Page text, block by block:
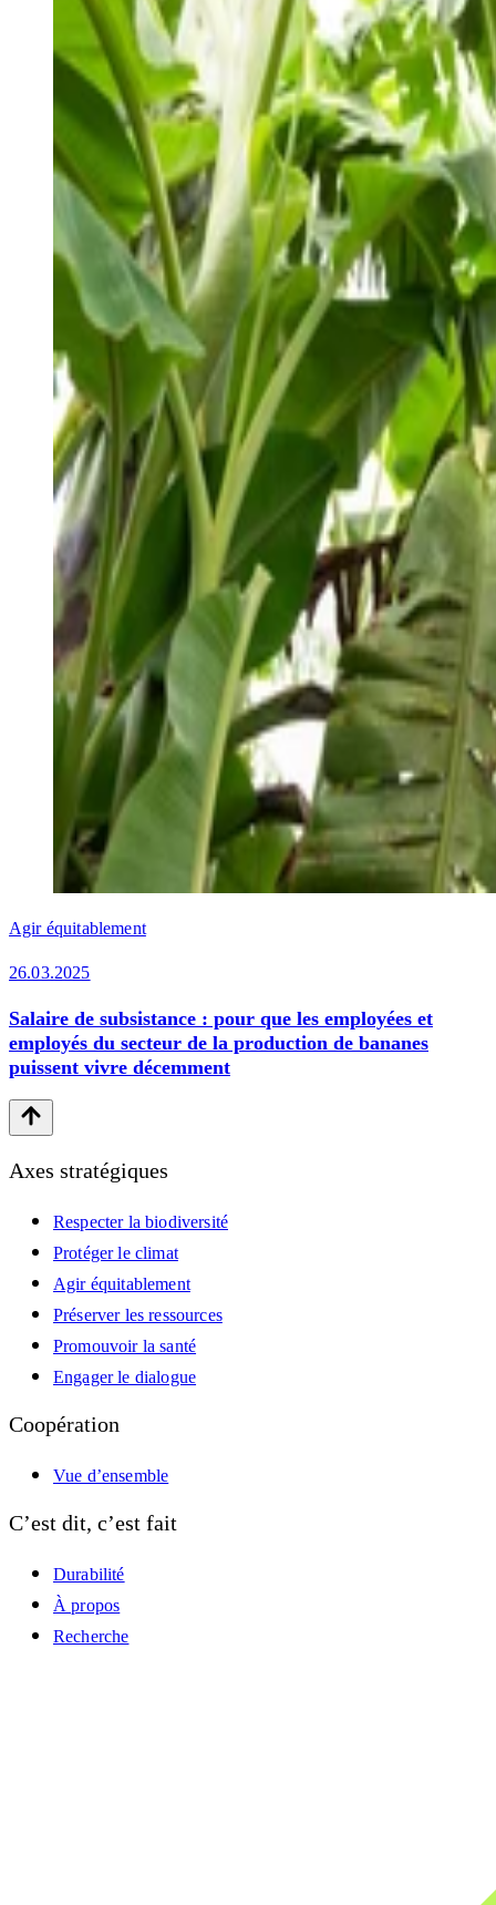
Agir équitablement
26.03.2025
Salaire de subsistance : pour que les employées et
employés du secteur de la production de bananes
puissent vivre décemment
Axes stratégiques
Respecter la biodiversité
Protéger le climat
Agir équitablement
Préserver les ressources
Promouvoir la santé
Engager le dialogue
Coopération
Vue d’ensemble
C’est dit, c’est fait
Durabilité
À propos
Recherche